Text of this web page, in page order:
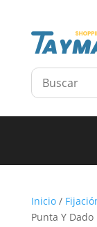
Inicio/
Punta Y